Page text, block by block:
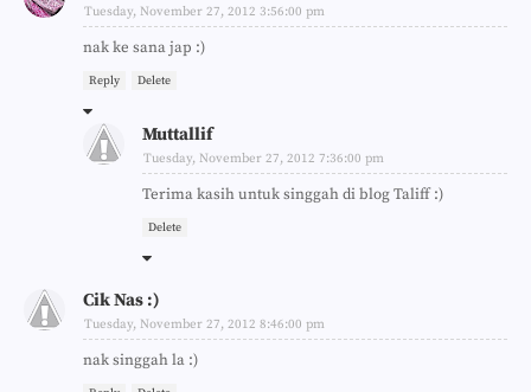
Tuesday, November 27, 2012 3:56:00 pm
nak ke sana jap :)
Reply Delete
Muttallif
Tuesday, November 27, 2012 7:36:00 pm
Terima kasih untuk singgah di blog Taliff :)
Delete
Cik Nas :)
Tuesday, November 27, 2012 8:46:00 pm
nak singgah la :)